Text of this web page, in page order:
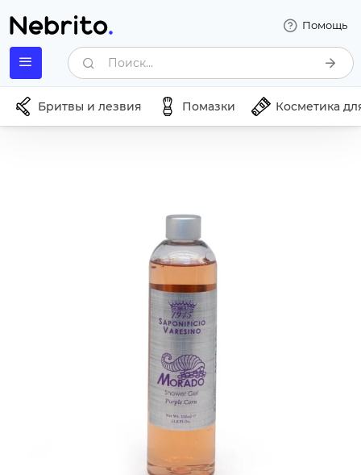
Помощь
Поиск...
Бритвы и лезвия Помазки Косметика